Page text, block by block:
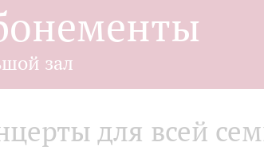
зал
для всей